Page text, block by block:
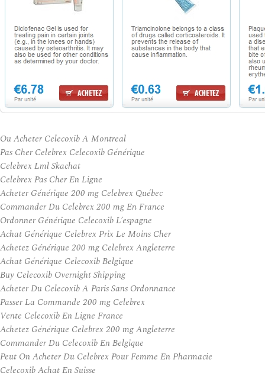
Ou Acheter Celecoxib A Montreal
Pas Cher Celebrex Celecoxib Générique
Celebrex Lml Skachat
Celebrex Pas Cher En Ligne
Acheter Générique 200 mg Celebrex Québec
Commander Du Celebrex 200 mg En France
Ordonner Générique Celecoxib L’espagne
Achat Générique Celebrex Prix Le Moins Cher
Achetez Générique 200 mg Celebrex Angleterre
Achat Générique Celecoxib Belgique
Buy Celecoxib Overnight Shipping
Acheter Du Celecoxib A Paris Sans Ordonnance
Passer La Commande 200 mg Celebrex
Vente Celecoxib En Ligne France
Achetez Générique Celebrex 200 mg Angleterre
Commander Du Celecoxib En Belgique
Peut On Acheter Du Celebrex Pour Femme En Pharmacie
Celecoxib Achat En Suisse